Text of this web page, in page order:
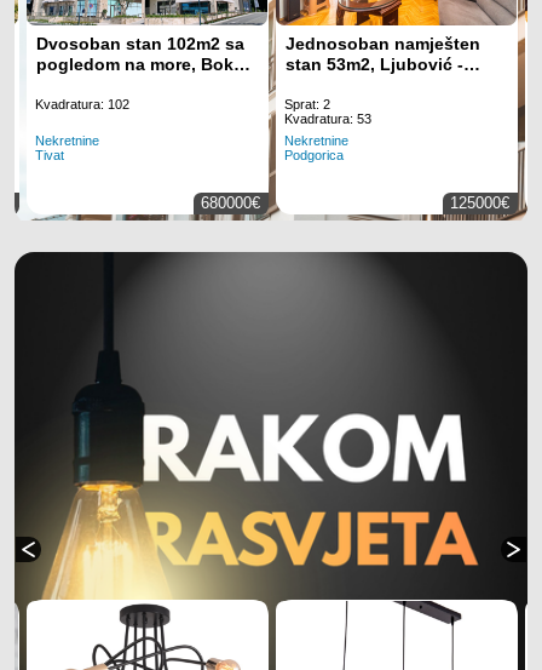
Dvosoban stan 102m2 sa
pogledom na more, Boka
Kvadratura: 102
Nekretnine
Tivat
680000€
Jednosoban namješten
stan 53m2, Ljubović -
Sprat: 2
Kvadratura: 53
Nekretnine
Podgorica
125000€